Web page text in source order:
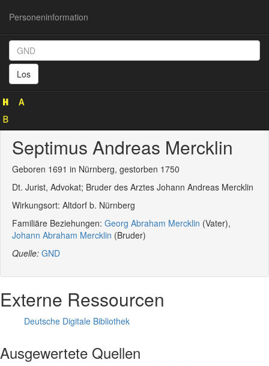
Personeninformation
Los
Personeninformation
1053505205)
Septimus Andreas Mercklin
Geboren 1691 in Nürnberg, gestorben 1750
Dt. Jurist, Advokat; Bruder des Arztes Johann Andreas Mercklin
Wirkungsort: Altdorf b. Nürnberg
Familiäre Beziehungen: Georg Abraham Mercklin (Vater),
Johann Abraham Mercklin (Bruder)
Quelle: GND
Externe Ressourcen
Deutsche Digitale Bibliothek
Ausgewertete Quellen